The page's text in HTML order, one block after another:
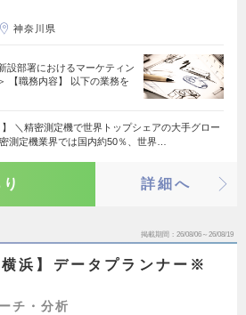
神奈川県
設部署におけるマーケティン
【職務内容】 以下の業務を
】 ＼精密測定機で世界トップシェアの大手グロー
測定機業界では国内約50％、世界…
詳細へ
掲載期間 26/08/06～26/08/19
横浜】データプランナー※
チ・分析